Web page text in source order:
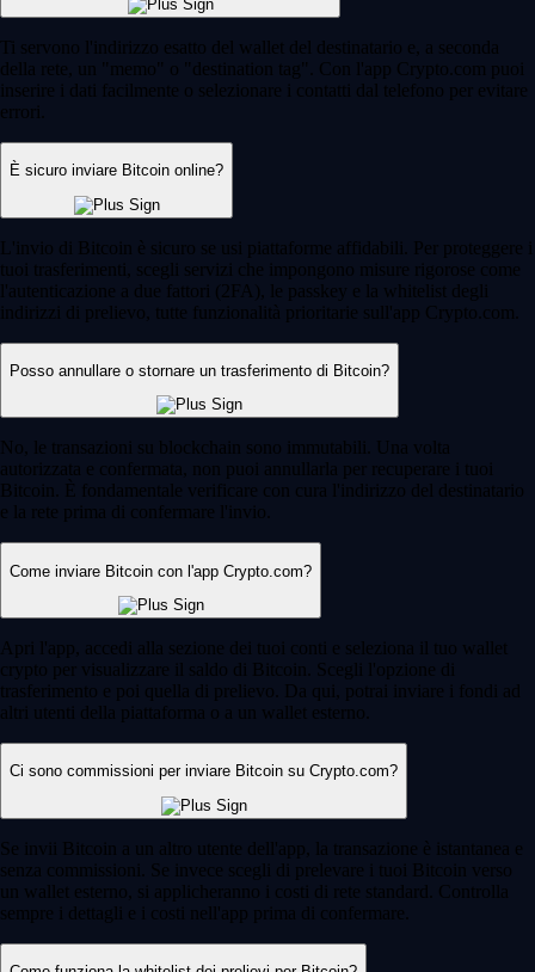
Ti servono l'indirizzo esatto del wallet del destinatario e, a seconda
della rete, un "memo" o "destination tag". Con l'app Crypto.com puoi
inserire i dati facilmente o selezionare i contatti dal telefono per evitare
errori.
È sicuro inviare Bitcoin online?
L'invio di Bitcoin è sicuro se usi piattaforme affidabili. Per proteggere i
tuoi trasferimenti, scegli servizi che impongono misure rigorose come
l'autenticazione a due fattori (2FA), le passkey e la whitelist degli
indirizzi di prelievo, tutte funzionalità prioritarie sull'app Crypto.com.
Posso annullare o stornare un trasferimento di Bitcoin?
No, le transazioni su blockchain sono immutabili. Una volta
autorizzata e confermata, non puoi annullarla per recuperare i tuoi
Bitcoin. È fondamentale verificare con cura l'indirizzo del destinatario
e la rete prima di confermare l'invio.
Come inviare Bitcoin con l'app Crypto.com?
Apri l'app, accedi alla sezione dei tuoi conti e seleziona il tuo wallet
crypto per visualizzare il saldo di Bitcoin. Scegli l'opzione di
trasferimento e poi quella di prelievo. Da qui, potrai inviare i fondi ad
altri utenti della piattaforma o a un wallet esterno.
Ci sono commissioni per inviare Bitcoin su Crypto.com?
Se invii Bitcoin a un altro utente dell'app, la transazione è istantanea e
senza commissioni. Se invece scegli di prelevare i tuoi Bitcoin verso
un wallet esterno, si applicheranno i costi di rete standard. Controlla
sempre i dettagli e i costi nell'app prima di confermare.